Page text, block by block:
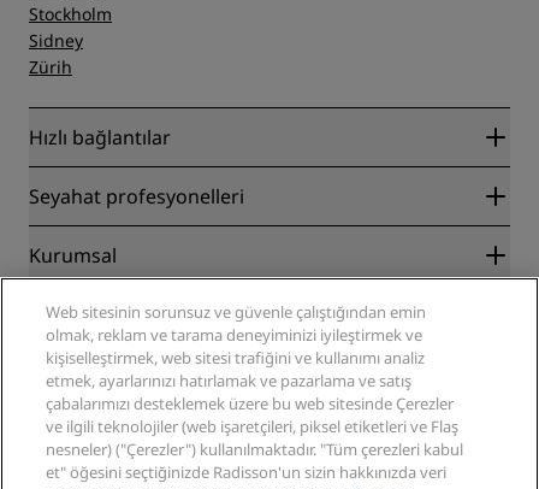
Stockholm
Sidney
Zürih
Hızlı bağlantılar
Radisson Rewards
Blog
Destinasyonlar
Radisson Hotels Uygulaması
Sports Approved oteller
Aile Dostu Oteller
Sağlık ve Güvenlik
Seyahat profesyonelleri
İş Ortakları
Seyahat acenteleri
Kurumsal
Radisson Hotel Group
Medya
Kariyer RHG
Kariyer PPHE
EHL Kariyer
The Club by RHG
Geliştirme fırsatları
Yasal
Gizlilik Merkezi
Yasal bildirim
Radisson Rewards hüküm ve koşulları
Site kullanım sözleşmesi
Dijital Erişilebilirlik
Yardım
Tüketici uyarıları
İletişim
SSS
Sosyal medya
Web sitesinin sorunsuz ve güvenle çalıştığından emin
olmak, reklam ve tarama deneyiminizi iyileştirmek ve
kişiselleştirmek, web sitesi trafiğini ve kullanımı analiz
etmek, ayarlarınızı hatırlamak ve pazarlama ve satış
çabalarımızı desteklemek üzere bu web sitesinde Çerezler
ve ilgili teknolojiler (web işaretçileri, piksel etiketleri ve Flaş
nesneler) ("Çerezler") kullanılmaktadır. "Tüm çerezleri kabul
et" öğesini seçtiğinizde Radisson'un sizin hakkınızda veri